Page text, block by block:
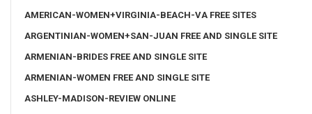
AMERICAN-WOMEN+VIRGINIA-BEACH-VA FREE SITES
ARGENTINIAN-WOMEN+SAN-JUAN FREE AND SINGLE SITE
ARMENIAN-BRIDES FREE AND SINGLE SITE
ARMENIAN-WOMEN FREE AND SINGLE SITE
ASHLEY-MADISON-REVIEW ONLINE